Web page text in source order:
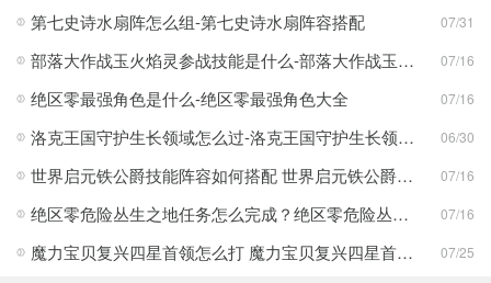
第七史诗水扇阵怎么组-第七史诗水扇阵容搭配 07/31
部落大作战玉火焰灵参战技能是什么-部落大作战玉火焰灵参战技能合集 07/16
绝区零最强角色是什么-绝区零最强角色大全 07/16
洛克王国守护生长领域怎么过-洛克王国守护生长领域通关攻略 06/30
世界启元铁公爵技能阵容如何搭配 世界启元铁公爵技能阵容搭配合集 07/16
绝区零危险丛生之地任务怎么完成？绝区零危险丛生之地任务完成攻略 07/16
魔力宝贝复兴四星首领怎么打 魔力宝贝复兴四星首领打法合集 07/25